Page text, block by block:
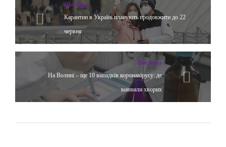
Hot News
Карантин в Україні планують продовжити до 22
червня
Hot News
На Волині – ще 10 випадків коронавірусу: де
виявили хворих